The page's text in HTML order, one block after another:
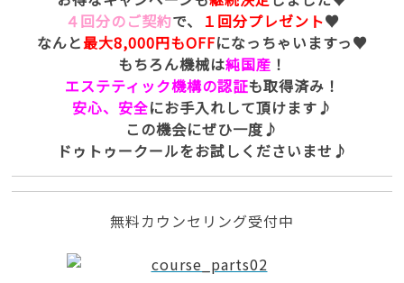
４回分のご契約で、 １回分プレゼント♥
なんと最大8,000円もOFFになっちゃいますっ♥
もちろん機械は純国産 ！
エステティック機構の認証も取得済み！
安心、安全にお手入れして頂けます♪
この機会にぜひ一度♪
ドゥトゥークールをお試しくださいませ♪
無料カウンセリング受付中